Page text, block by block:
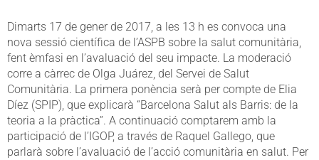
Dimarts 17 de gener de 2017, a les 13 h es convoca una
nova sessió científica de l’ASPB sobre la salut comunitària,
fent èmfasi en l’avaluació del seu impacte. La moderació
corre a càrrec de Olga Juárez, del Servei de Salut
Comunitària. La primera ponència serà per compte de Elia
Díez (SPIP), que explicarà “Barcelona Salut als Barris: de la
teoria a la pràctica”. A continuació comptarem amb la
participació de l’IGOP, a través de Raquel Gallego, que
parlarà sobre l’avaluació de l’acció comunitària en salut. Per